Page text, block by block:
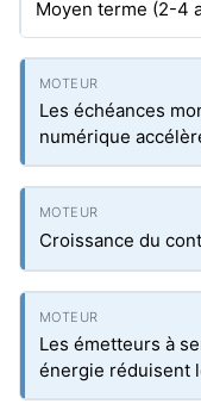
Moyen terme (2-4
Les échéances
numérique
Croissance du
Les émetteurs à
énergie réduisent